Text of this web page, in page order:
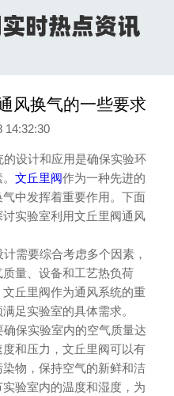
风换气的一些要求
14:32:30
设计和应用是确保实验环
文丘里阀作为一种先进的
中发挥着重要作用。下面
实验室利用文丘里阀通风
需要综合考虑多个因素，
量、设备和工艺热负荷
丘里阀作为通风系统的重
足实验室的具体需求。
保实验室内的空气质量达
和压力，文丘里阀可以有
物，保持空气的新鲜和洁
验室内的温度和湿度，为